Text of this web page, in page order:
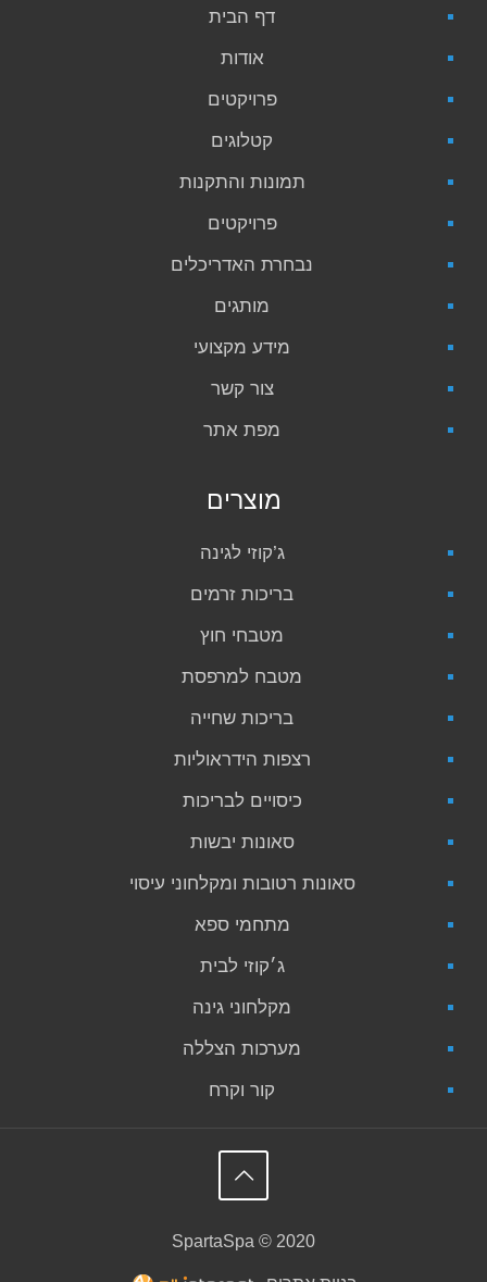
דף הבית
אודות
פרויקטים
קטלוגים
תמונות והתקנות
פרויקטים
נבחרת האדריכלים
מותגים
מידע מקצועי
צור קשר
מפת אתר
מוצרים
ג’קוזי לגינה
בריכות זרמים
מטבחי חוץ
מטבח למרפסת
בריכות שחייה
רצפות הידראוליות
כיסויים לבריכות
סאונות יבשות
סאונות רטובות ומקלחוני עיסוי
מתחמי ספא
ג׳קוזי לבית
מקלחוני גינה
מערכות הצללה
קור וקרח
SpartaSpa © 2020